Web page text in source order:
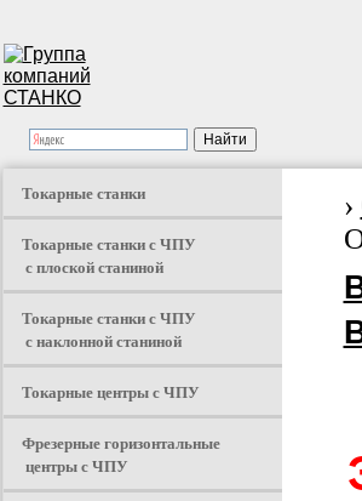
Токарные станки
Токарные станки с ЧПУ
с плоской станиной
Токарные станки с ЧПУ
с наклонной станиной
Токарные центры с ЧПУ
Фрезерные горизонтальные
центры с ЧПУ
›